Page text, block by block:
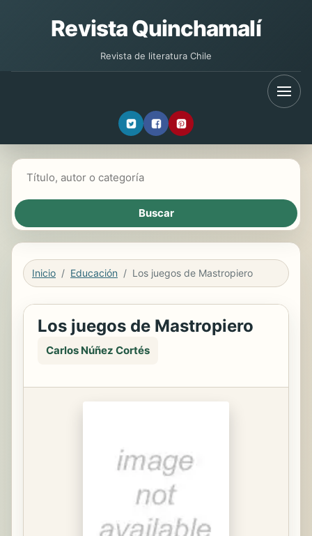
Revista Quinchamalí
Revista de literatura Chile
Inicio Educación Los juegos de Mastropiero
Los juegos de Mastropiero
Carlos Núñez Cortés